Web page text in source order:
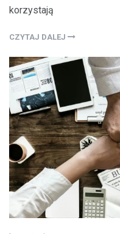
korzystają
CZYTAJ DALEJ